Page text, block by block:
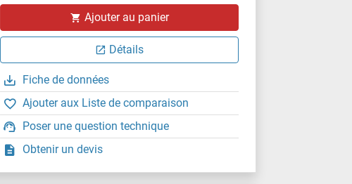
Ajouter au panier
Détails
Fiche de données
Ajouter aux Liste de comparaison
Poser une question technique
Obtenir un devis